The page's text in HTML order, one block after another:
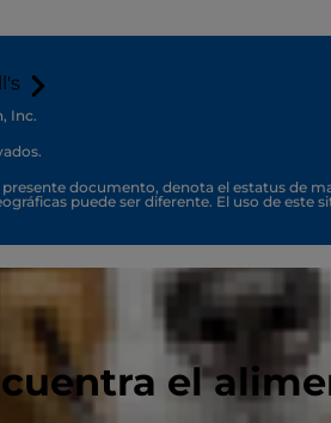
el
Inc.
documento, denota el estatus de
puede ser diferente. El uso de este